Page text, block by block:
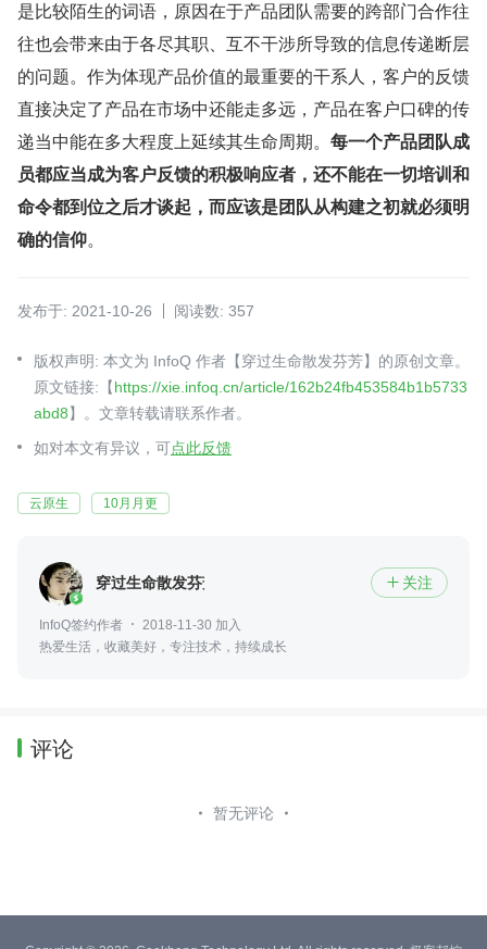
是比较陌生的词语，原因在于产品团队需要的跨部门合作往
往也会带来由于各尽其职、互不干涉所导致的信息传递断层
的问题。作为体现产品价值的最重要的干系人，客户的反馈
直接决定了产品在市场中还能走多远，产品在客户口碑的传
递当中能在多大程度上延续其生命周期。 每一个产品团队成
员都应当成为客户反馈的积极响应者，还不能在一切培训和
命令都到位之后才谈起，而应该是团队从构建之初就必须明
确的信仰。
发布于: 2021-10-26 阅读数: 357
版权声明: 本文为 InfoQ 作者【穿过生命散发芬芳】的原创文章。
原文链接:【https://xie.infoq.cn/article/162b24fb453584b1b5733
abd8】。文章转载请联系作者。
如对本文有异议，可点此反馈
云原生 10月月更
穿过生命散发芬芳  关注
InfoQ签约作者
2018-11-30 加入
热爱生活，收藏美好，专注技术，持续成长
评论
暂无评论